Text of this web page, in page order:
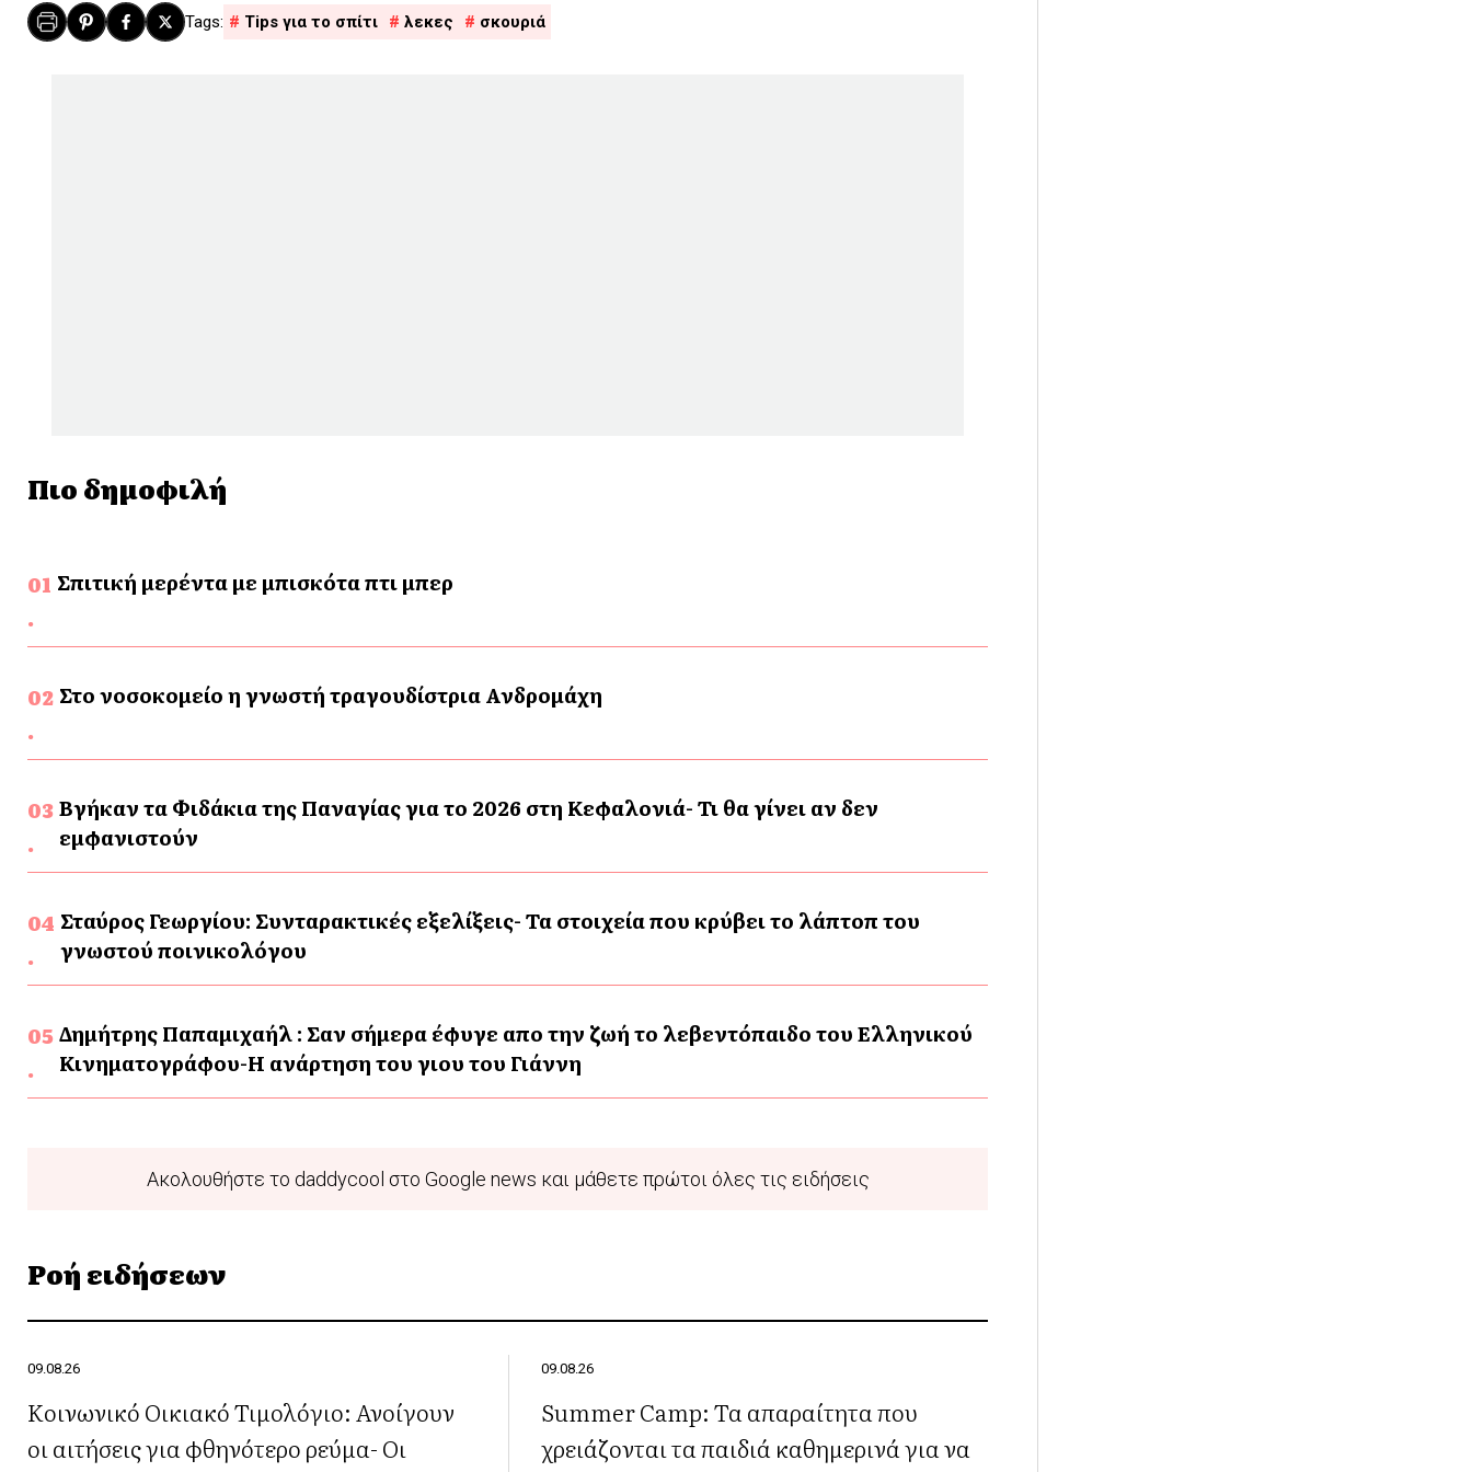
Tips για το σπίτι λεκες σκουριά
Πιο δημοφιλή
Σπιτική μερέντα με μπισκότα πτι μπερ
Στο νοσοκομείο η γνωστή τραγουδίστρια Ανδρομάχη
Βγήκαν τα Φιδάκια της Παναγίας για το 2026 στη Κεφαλονιά- Τι θα γίνει αν δεν
εμφανιστούν
Σταύρος Γεωργίου: Συνταρακτικές εξελίξεις- Τα στοιχεία που κρύβει το λάπτοπ του
γνωστού ποινικολόγου
Δημήτρης Παπαμιχαήλ : Σαν σήμερα έφυγε απο την ζωή το λεβεντόπαιδο του Ελληνικού
Κινηματογράφου-Η ανάρτηση του γιου του Γιάννη
Ακολουθήστε το daddycool στο Google news και μάθετε πρώτοι όλες τις ειδήσεις
Ροή ειδήσεων
09.08.26
Κοινωνικό Οικιακό Τιμολόγιο: Ανοίγουν
οι αιτήσεις για φθηνότερο ρεύμα- Οι
09.08.26
Summer Camp: Τα απαραίτητα που
χρειάζονται τα παιδιά καθημερινά για να